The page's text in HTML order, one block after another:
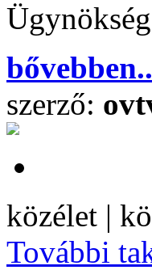
szerző:
közélet |
További